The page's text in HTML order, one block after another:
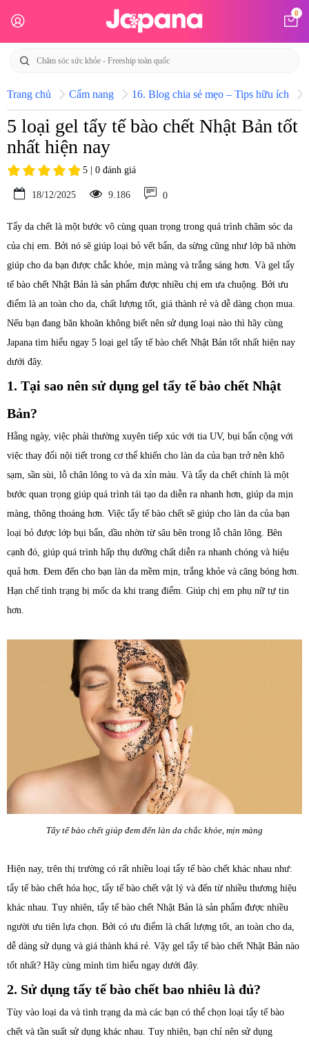
0
Trang chủ Cẩm nang 16. Blog chia sẻ mẹo – Tips hữu ích
5 loại gel tẩy tế bào chết Nhật Bản tốt
nhất hiện nay
5 | 0 đánh giá
18/12/2025 9.186 0
Tẩy da chết là một bước vô cùng quan trọng trong quá trình chăm sóc da
của chị em. Bởi nó sẽ giúp loại bỏ vết bẩn, da sừng cũng như lớp bã nhờn
giúp cho da bạn được chắc khỏe, mịn màng và trắng sáng hơn. Và gel tẩy
tế bào chết Nhật Bản là sản phẩm được nhiều chị em ưa chuộng. Bởi ưu
điểm là an toàn cho da, chất lượng tốt, giá thành rẻ và dễ dàng chọn mua.
Nếu bạn đang băn khoăn không biết nên sử dụng loại nào thì hãy cùng
Japana tìm hiểu ngay 5 loại gel tẩy tế bào chết Nhật Bản tốt nhất hiện nay
dưới đây.
1. Tại sao nên sử dụng gel tẩy tế bào chết Nhật
Bản?
Hằng ngày, việc phải thường xuyên tiếp xúc với tia UV, bụi bẩn cộng với
việc thay đổi nội tiết trong cơ thể khiến cho làn da của bạn trở nên khô
sạm, sần sùi, lỗ chân lông to và da xỉn màu. Và tẩy da chết chính là một
bước quan trọng giúp quá trình tái tạo da diễn ra nhanh hơn, giúp da mịn
màng, thông thoáng hơn. Việc tẩy tế bào chết sẽ giúp cho làn da của bạn
loại bỏ được lớp bụi bẩn, dầu nhờn từ sâu bên trong lỗ chân lông. Bên
cạnh đó, giúp quá trình hấp thụ dưỡng chất diễn ra nhanh chóng và hiệu
quả hơn. Đem đến cho bạn làn da mềm mịn, trắng khỏe và căng bóng hơn.
Hạn chế tình trạng bị mốc da khi trang điểm. Giúp chị em phụ nữ tự tin
hơn.
Tẩy tế bào chết giúp đem đến làn da chắc khỏe, mịn màng
Hiện nay, trên thị trường có rất nhiều loại tẩy tế bào chết khác nhau như:
tẩy tế bào chết hóa học, tẩy tế bào chết vật lý và đến từ nhiều thương hiệu
khác nhau. Tuy nhiên, tẩy tế bào chết Nhật Bản là sản phẩm được nhiều
người ưu tiên lựa chọn. Bởi có ưu điểm là chất lượng tốt, an toàn cho da,
dễ dàng sử dụng và giá thành khá rẻ. Vậy gel tẩy tế bào chết Nhật Bản nào
tốt nhất? Hãy cùng mình tìm hiểu ngay dưới đây.
2. Sử dụng tẩy tế bào chết bao nhiêu là đủ?
Tùy vào loại da và tình trạng da mà các bạn có thể chọn loại tẩy tế bào
chết và tần suất sử dụng khác nhau. Tuy nhiên, bạn chỉ nên sử dụng